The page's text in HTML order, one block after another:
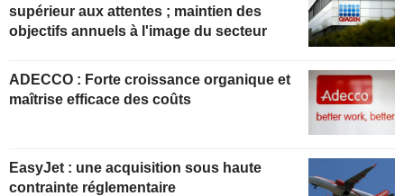
supérieur aux attentes ; maintien des
objectifs annuels à l'image du secteur
ADECCO : Forte croissance organique et
maîtrise efficace des coûts
EasyJet : une acquisition sous haute
contrainte réglementaire